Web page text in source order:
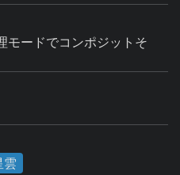
モードでコンポジットそ
雲